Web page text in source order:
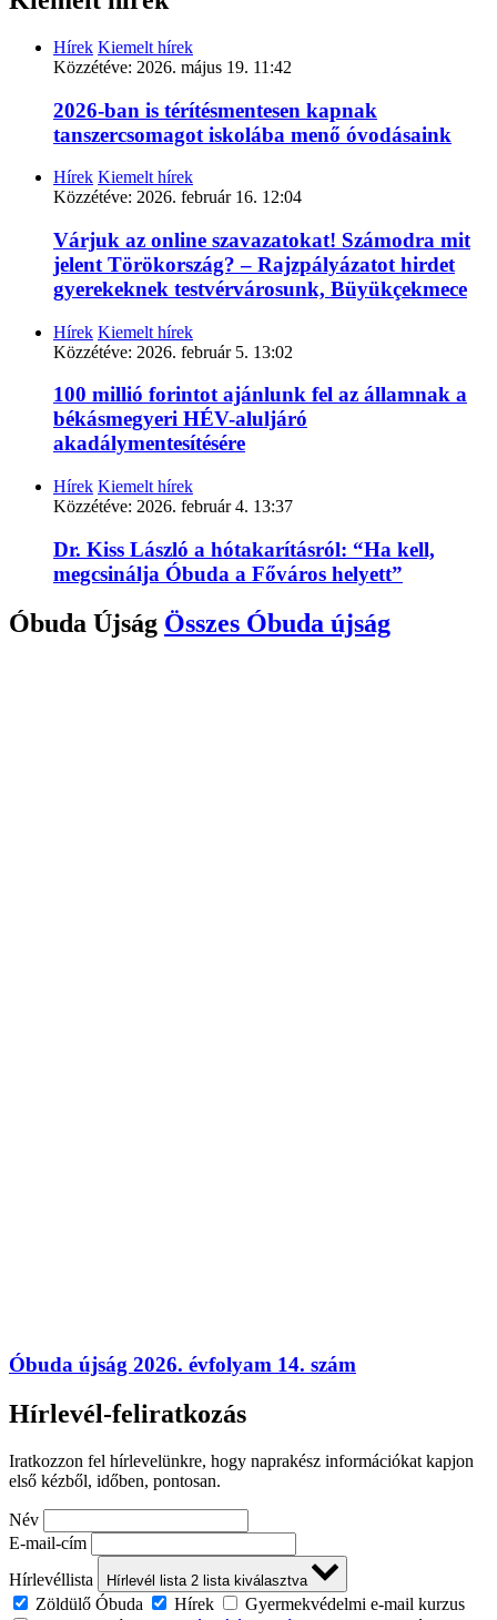
Hírek Kiemelt hírek
Közzétéve: 2026. május 19. 11:42
2026-ban is térítésmentesen kapnak
tanszercsomagot iskolába menő óvodásaink
Hírek Kiemelt hírek
Közzétéve: 2026. február 16. 12:04
Várjuk az online szavazatokat! Számodra mit
jelent Törökország? – Rajzpályázatot hirdet
gyerekeknek testvérvárosunk, Büyükçekmece
Hírek Kiemelt hírek
Közzétéve: 2026. február 5. 13:02
100 millió forintot ajánlunk fel az államnak a
békásmegyeri HÉV-aluljáró
akadálymentesítésére
Hírek Kiemelt hírek
Közzétéve: 2026. február 4. 13:37
Dr. Kiss László a hótakarításról: “Ha kell,
megcsinálja Óbuda a Főváros helyett”
Óbuda Újság Összes Óbuda újság
Óbuda újság 2026. évfolyam 14. szám
Hírlevél-feliratkozás
Iratkozzon fel hírlevelünkre, hogy naprakész információkat kapjon
első kézből, időben, pontosan.
Név
E-mail-cím
Hírlevéllista
Hírlevél lista 2 lista kiválasztva
Zöldülő Óbuda Hírek
Gyermekvédelmi e-mail kurzus